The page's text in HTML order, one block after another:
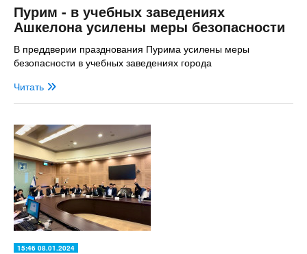
Пурим - в учебных заведениях
Ашкелона усилены меры безопасности
В преддверии празднования Пурима усилены меры
безопасности в учебных заведениях города
Читать
15:46 08.01.2024